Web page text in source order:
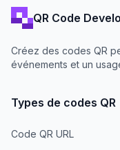
QR Code
Créez des codes QR
événements et un
Types de codes QR
Code QR URL